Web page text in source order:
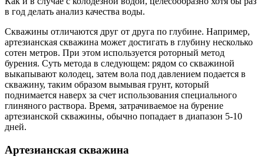
в год делать анализ качества воды.
Скважины отличаются друг от друга по глубине. Например,
артезианская скважина может достигать в глубину несколько
сотен метров. При этом используется роторный метод
бурения. Суть метода в следующем: рядом со скважиной
выкапывают колодец, затем вола под давлением подается в
скважину, таким образом вымывая грунт, который
поднимается наверх за счет использования специального
глиняного раствора. Время, затрачиваемое на бурение
артезианской скважины, обычно попадает в диапазон 5-10
дней.
Артезианская скважина